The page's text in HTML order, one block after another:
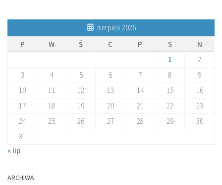
sierpień 2026
P
W Ś C P S
N
1
2
3
4 5 6 7 8
9
10
11 12 13 14 15
16
17
18 19 20 21 22
23
24
25 26 27 28 29
30
31
« lip
ARCHIWA